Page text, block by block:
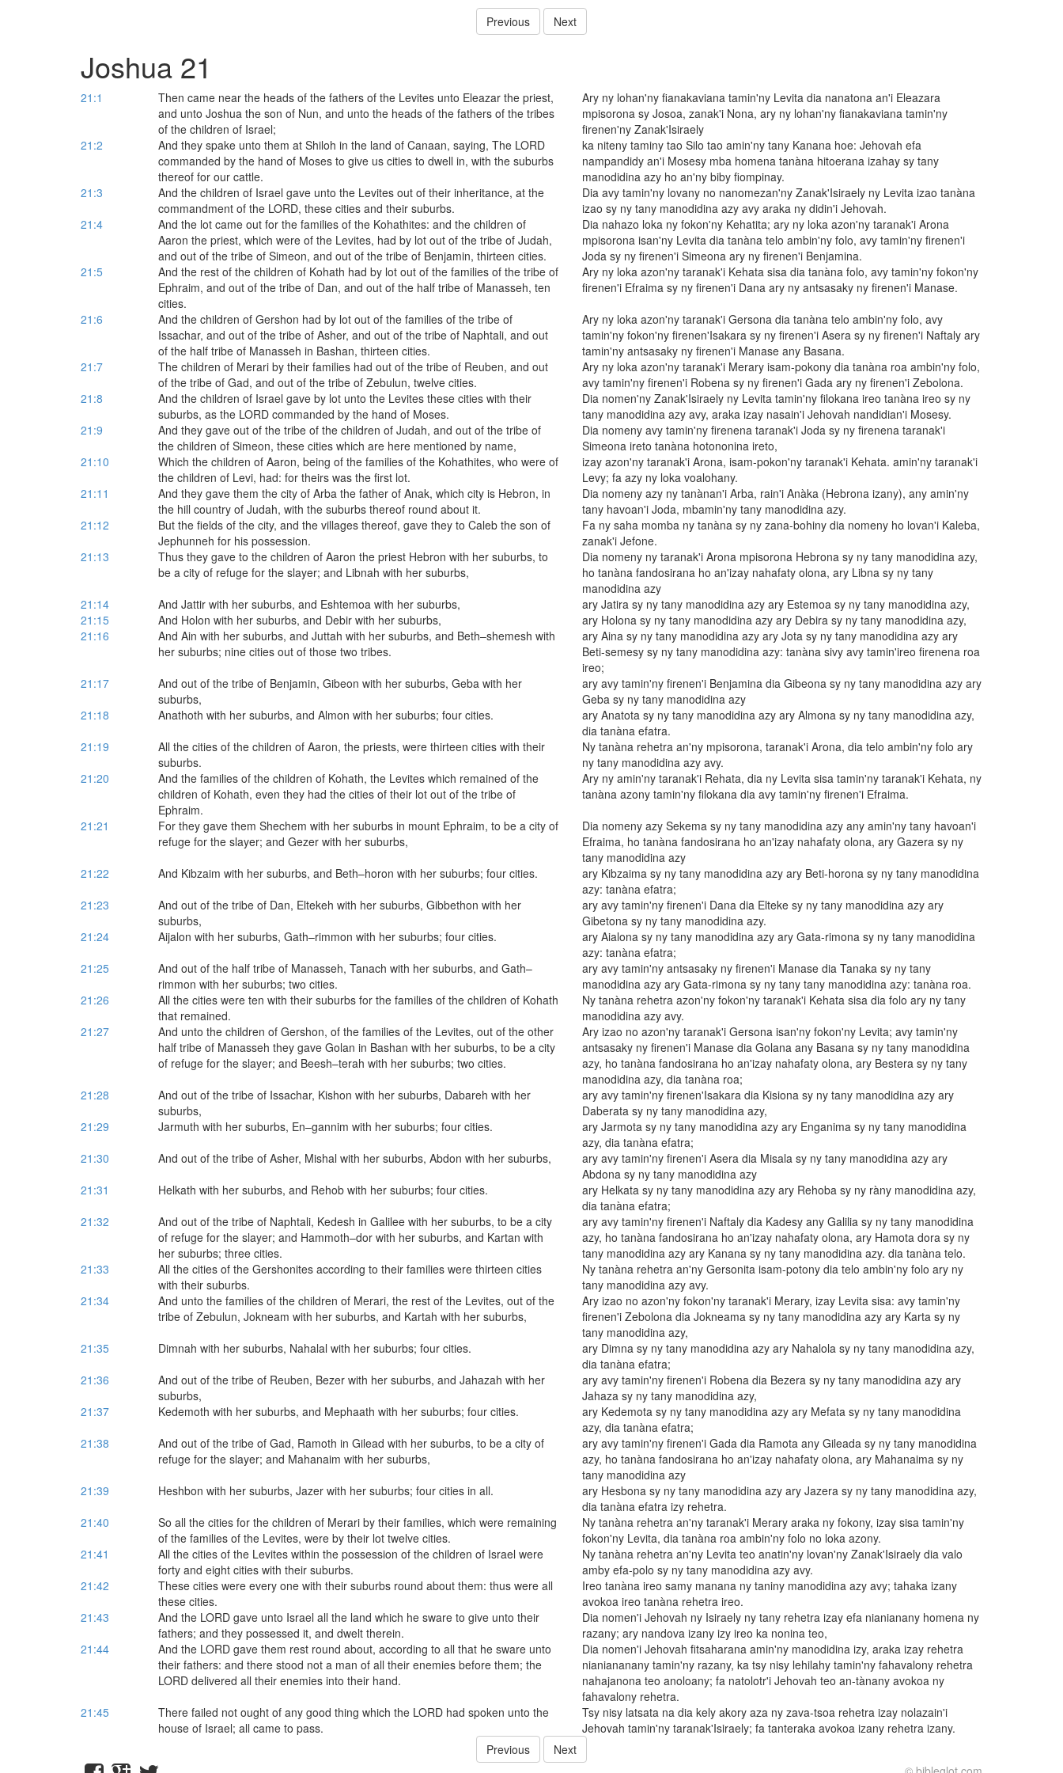
Previous Next
Joshua 21
21:1
Then came near the heads of the fathers of the Levites unto Eleazar the priest,
and unto Joshua the son of Nun, and unto the heads of the fathers of the tribes
of the children of Israel;
Ary ny lohan'ny fianakaviana tamin'ny Levita dia nanatona an'i Eleazara
mpisorona sy Josoa, zanak'i Nona, ary ny lohan'ny fianakaviana tamin'ny
firenen'ny Zanak'Isiraely
21:2
And they spake unto them at Shiloh in the land of Canaan, saying, The LORD
commanded by the hand of Moses to give us cities to dwell in, with the suburbs
thereof for our cattle.
ka niteny taminy tao Silo tao amin'ny tany Kanana hoe: Jehovah efa
nampandidy an'i Mosesy mba homena tanàna hitoerana izahay sy tany
manodidina azy ho an'ny biby fiompinay.
21:3
And the children of Israel gave unto the Levites out of their inheritance, at the
commandment of the LORD, these cities and their suburbs.
Dia avy tamin'ny lovany no nanomezan'ny Zanak'Isiraely ny Levita izao tanàna
izao sy ny tany manodidina azy avy araka ny didin'i Jehovah.
21:4
And the lot came out for the families of the Kohathites: and the children of
Aaron the priest, which were of the Levites, had by lot out of the tribe of Judah,
and out of the tribe of Simeon, and out of the tribe of Benjamin, thirteen cities.
Dia nahazo loka ny fokon'ny Kehatita; ary ny loka azon'ny taranak'i Arona
mpisorona isan'ny Levita dia tanàna telo ambin'ny folo, avy tamin'ny firenen'i
Joda sy ny firenen'i Simeona ary ny firenen'i Benjamina.
21:5
And the rest of the children of Kohath had by lot out of the families of the tribe of
Ephraim, and out of the tribe of Dan, and out of the half tribe of Manasseh, ten
cities.
Ary ny loka azon'ny taranak'i Kehata sisa dia tanàna folo, avy tamin'ny fokon'ny
firenen'i Efraima sy ny firenen'i Dana ary ny antsasaky ny firenen'i Manase.
21:6
And the children of Gershon had by lot out of the families of the tribe of
Issachar, and out of the tribe of Asher, and out of the tribe of Naphtali, and out
of the half tribe of Manasseh in Bashan, thirteen cities.
Ary ny loka azon'ny taranak'i Gersona dia tanàna telo ambin'ny folo, avy
tamin'ny fokon'ny firenen'Isakara sy ny firenen'i Asera sy ny firenen'i Naftaly ary
tamin'ny antsasaky ny firenen'i Manase any Basana.
21:7
The children of Merari by their families had out of the tribe of Reuben, and out
of the tribe of Gad, and out of the tribe of Zebulun, twelve cities.
Ary ny loka azon'ny taranak'i Merary isam-pokony dia tanàna roa ambin'ny folo,
avy tamin'ny firenen'i Robena sy ny firenen'i Gada ary ny firenen'i Zebolona.
21:8
And the children of Israel gave by lot unto the Levites these cities with their
suburbs, as the LORD commanded by the hand of Moses.
Dia nomen'ny Zanak'Isiraely ny Levita tamin'ny filokana ireo tanàna ireo sy ny
tany manodidina azy avy, araka izay nasain'i Jehovah nandidian'i Mosesy.
21:9
And they gave out of the tribe of the children of Judah, and out of the tribe of
the children of Simeon, these cities which are here mentioned by name,
Dia nomeny avy tamin'ny firenena taranak'i Joda sy ny firenena taranak'i
Simeona ireto tanàna hotononina ireto,
21:10
Which the children of Aaron, being of the families of the Kohathites, who were of
the children of Levi, had: for theirs was the first lot.
izay azon'ny taranak'i Arona, isam-pokon'ny taranak'i Kehata. amin'ny taranak'i
Levy; fa azy ny loka voalohany.
21:11
And they gave them the city of Arba the father of Anak, which city is Hebron, in
the hill country of Judah, with the suburbs thereof round about it.
Dia nomeny azy ny tanànan'i Arba, rain'i Anàka (Hebrona izany), any amin'ny
tany havoan'i Joda, mbamin'ny tany manodidina azy.
21:12
But the fields of the city, and the villages thereof, gave they to Caleb the son of
Jephunneh for his possession.
Fa ny saha momba ny tanàna sy ny zana-bohiny dia nomeny ho lovan'i Kaleba,
zanak'i Jefone.
21:13
Thus they gave to the children of Aaron the priest Hebron with her suburbs, to
be a city of refuge for the slayer; and Libnah with her suburbs,
Dia nomeny ny taranak'i Arona mpisorona Hebrona sy ny tany manodidina azy,
ho tanàna fandosirana ho an'izay nahafaty olona, ary Libna sy ny tany
manodidina azy
21:14
And Jattir with her suburbs, and Eshtemoa with her suburbs,
ary Jatira sy ny tany manodidina azy ary Estemoa sy ny tany manodidina azy,
21:15
And Holon with her suburbs, and Debir with her suburbs,
ary Holona sy ny tany manodidina azy ary Debira sy ny tany manodidina azy,
21:16
And Ain with her suburbs, and Juttah with her suburbs, and Beth–shemesh with
her suburbs; nine cities out of those two tribes.
ary Aina sy ny tany manodidina azy ary Jota sy ny tany manodidina azy ary
Beti-semesy sy ny tany manodidina azy: tanàna sivy avy tamin'ireo firenena roa
ireo;
21:17
And out of the tribe of Benjamin, Gibeon with her suburbs, Geba with her
suburbs,
ary avy tamin'ny firenen'i Benjamina dia Gibeona sy ny tany manodidina azy ary
Geba sy ny tany manodidina azy
21:18
Anathoth with her suburbs, and Almon with her suburbs; four cities.
ary Anatota sy ny tany manodidina azy ary Almona sy ny tany manodidina azy,
dia tanàna efatra.
21:19
All the cities of the children of Aaron, the priests, were thirteen cities with their
suburbs.
Ny tanàna rehetra an'ny mpisorona, taranak'i Arona, dia telo ambin'ny folo ary
ny tany manodidina azy avy.
21:20
And the families of the children of Kohath, the Levites which remained of the
children of Kohath, even they had the cities of their lot out of the tribe of
Ephraim.
Ary ny amin'ny taranak'i Rehata, dia ny Levita sisa tamin'ny taranak'i Kehata, ny
tanàna azony tamin'ny filokana dia avy tamin'ny firenen'i Efraima.
21:21
For they gave them Shechem with her suburbs in mount Ephraim, to be a city of
refuge for the slayer; and Gezer with her suburbs,
Dia nomeny azy Sekema sy ny tany manodidina azy any amin'ny tany havoan'i
Efraima, ho tanàna fandosirana ho an'izay nahafaty olona, ary Gazera sy ny
tany manodidina azy
21:22
And Kibzaim with her suburbs, and Beth–horon with her suburbs; four cities.
ary Kibzaima sy ny tany manodidina azy ary Beti-horona sy ny tany manodidina
azy: tanàna efatra;
21:23
And out of the tribe of Dan, Eltekeh with her suburbs, Gibbethon with her
suburbs,
ary avy tamin'ny firenen'i Dana dia Elteke sy ny tany manodidina azy ary
Gibetona sy ny tany manodidina azy.
21:24
Aijalon with her suburbs, Gath–rimmon with her suburbs; four cities.
ary Aialona sy ny tany manodidina azy ary Gata-rimona sy ny tany manodidina
azy: tanàna efatra;
21:25
And out of the half tribe of Manasseh, Tanach with her suburbs, and Gath–
rimmon with her suburbs; two cities.
ary avy tamin'ny antsasaky ny firenen'i Manase dia Tanaka sy ny tany
manodidina azy ary Gata-rimona sy ny tany tany manodidina azy: tanàna roa.
21:26
All the cities were ten with their suburbs for the families of the children of Kohath
that remained.
Ny tanàna rehetra azon'ny fokon'ny taranak'i Kehata sisa dia folo ary ny tany
manodidina azy avy.
21:27
And unto the children of Gershon, of the families of the Levites, out of the other
half tribe of Manasseh they gave Golan in Bashan with her suburbs, to be a city
of refuge for the slayer; and Beesh–terah with her suburbs; two cities.
Ary izao no azon'ny taranak'i Gersona isan'ny fokon'ny Levita; avy tamin'ny
antsasaky ny firenen'i Manase dia Golana any Basana sy ny tany manodidina
azy, ho tanàna fandosirana ho an'izay nahafaty olona, ary Bestera sy ny tany
manodidina azy, dia tanàna roa;
21:28
And out of the tribe of Issachar, Kishon with her suburbs, Dabareh with her
suburbs,
ary avy tamin'ny firenen'Isakara dia Kisiona sy ny tany manodidina azy ary
Daberata sy ny tany manodidina azy,
21:29
Jarmuth with her suburbs, En–gannim with her suburbs; four cities.
ary Jarmota sy ny tany manodidina azy ary Enganima sy ny tany manodidina
azy, dia tanàna efatra;
21:30
And out of the tribe of Asher, Mishal with her suburbs, Abdon with her suburbs,
ary avy tamin'ny firenen'i Asera dia Misala sy ny tany manodidina azy ary
Abdona sy ny tany manodidina azy
21:31
Helkath with her suburbs, and Rehob with her suburbs; four cities.
ary Helkata sy ny tany manodidina azy ary Rehoba sy ny ràny manodidina azy,
dia tanàna efatra;
21:32
And out of the tribe of Naphtali, Kedesh in Galilee with her suburbs, to be a city
of refuge for the slayer; and Hammoth–dor with her suburbs, and Kartan with
her suburbs; three cities.
ary avy tamin'ny firenen'i Naftaly dia Kadesy any Galilia sy ny tany manodidina
azy, ho tanàna fandosirana ho an'izay nahafaty olona, ary Hamota dora sy ny
tany manodidina azy ary Kanana sy ny tany manodidina azy. dia tanàna telo.
21:33
All the cities of the Gershonites according to their families were thirteen cities
with their suburbs.
Ny tanàna rehetra an'ny Gersonita isam-potony dia telo ambin'ny folo ary ny
tany manodidina azy avy.
21:34
And unto the families of the children of Merari, the rest of the Levites, out of the
tribe of Zebulun, Jokneam with her suburbs, and Kartah with her suburbs,
Ary izao no azon'ny fokon'ny taranak'i Merary, izay Levita sisa: avy tamin'ny
firenen'i Zebolona dia Jokneama sy ny tany manodidina azy ary Karta sy ny
tany manodidina azy,
21:35
Dimnah with her suburbs, Nahalal with her suburbs; four cities.
ary Dimna sy ny tany manodidina azy ary Nahalola sy ny tany manodidina azy,
dia tanàna efatra;
21:36
And out of the tribe of Reuben, Bezer with her suburbs, and Jahazah with her
suburbs,
ary avy tamin'ny firenen'i Robena dia Bezera sy ny tany manodidina azy ary
Jahaza sy ny tany manodidina azy,
21:37
Kedemoth with her suburbs, and Mephaath with her suburbs; four cities.
ary Kedemota sy ny tany manodidina azy ary Mefata sy ny tany manodidina
azy, dia tanàna efatra;
21:38
And out of the tribe of Gad, Ramoth in Gilead with her suburbs, to be a city of
refuge for the slayer; and Mahanaim with her suburbs,
ary avy tamin'ny firenen'i Gada dia Ramota any Gileada sy ny tany manodidina
azy, ho tanàna fandosirana ho an'izay nahafaty olona, ary Mahanaima sy ny
tany manodidina azy
21:39
Heshbon with her suburbs, Jazer with her suburbs; four cities in all.
ary Hesbona sy ny tany manodidina azy ary Jazera sy ny tany manodidina azy,
dia tanàna efatra izy rehetra.
21:40
So all the cities for the children of Merari by their families, which were remaining
of the families of the Levites, were by their lot twelve cities.
Ny tanàna rehetra an'ny taranak'i Merary araka ny fokony, izay sisa tamin'ny
fokon'ny Levita, dia tanàna roa ambin'ny folo no loka azony.
21:41
All the cities of the Levites within the possession of the children of Israel were
forty and eight cities with their suburbs.
Ny tanàna rehetra an'ny Levita teo anatin'ny lovan'ny Zanak'Isiraely dia valo
amby efa-polo sy ny tany manodidina azy avy.
21:42
These cities were every one with their suburbs round about them: thus were all
these cities.
Ireo tanàna ireo samy manana ny taniny manodidina azy avy; tahaka izany
avokoa ireo tanàna rehetra ireo.
21:43
And the LORD gave unto Israel all the land which he sware to give unto their
fathers; and they possessed it, and dwelt therein.
Dia nomen'i Jehovah ny Isiraely ny tany rehetra izay efa nianianany homena ny
razany; ary nandova izany izy ireo ka nonina teo,
21:44
And the LORD gave them rest round about, according to all that he sware unto
their fathers: and there stood not a man of all their enemies before them; the
LORD delivered all their enemies into their hand.
Dia nomen'i Jehovah fitsaharana amin'ny manodidina izy, araka izay rehetra
nianiananany tamin'ny razany, ka tsy nisy lehilahy tamin'ny fahavalony rehetra
nahajanona teo anoloany; fa natolotr'i Jehovah teo an-tànany avokoa ny
fahavalony rehetra.
21:45
There failed not ought of any good thing which the LORD had spoken unto the
house of Israel; all came to pass.
Tsy nisy latsata na dia kely akory aza ny zava-tsoa rehetra izay nolazain'i
Jehovah tamin'ny taranak'Isiraely; fa tanteraka avokoa izany rehetra izany.
Previous
Next